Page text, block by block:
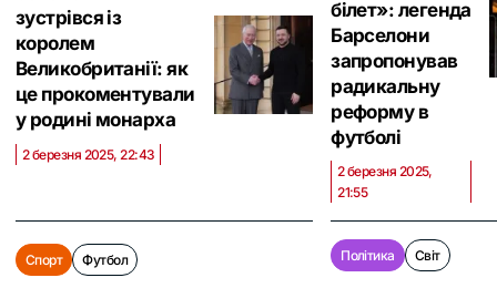
зустрівся із
королем
Великобританії: як
це прокоментували
у родині монарха
2 березня 2025, 22:43
білет»: легенда
Барселони
запропонував
радикальну
реформу в
футболі
2 березня 2025,
21:55
Спорт Футбол Політика Світ